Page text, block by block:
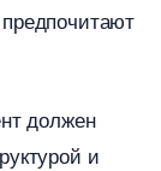
должен
и